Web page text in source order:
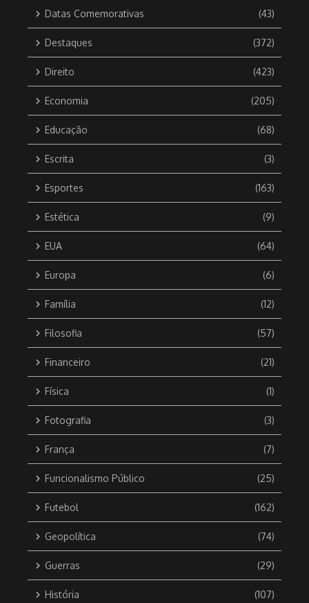
Datas Comemorativas (43)
Destaques (372)
Direito (423)
Economia (205)
Educação (68)
Escrita (3)
Esportes (163)
Estética (9)
EUA (64)
Europa (6)
Família (12)
Filosofia (57)
Financeiro (21)
Física (1)
Fotografia (3)
França (7)
Funcionalismo Público (25)
Futebol (162)
Geopolítica (74)
Guerras (29)
História (107)